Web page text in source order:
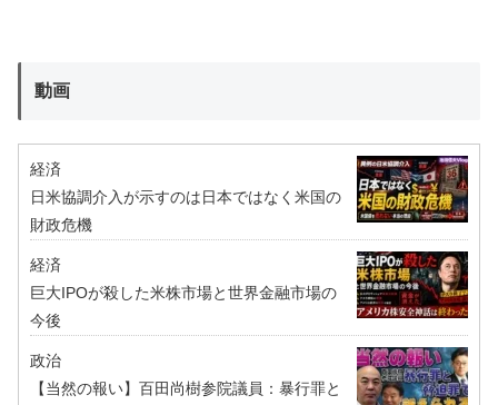
動画
経済
日米協調介入が示すのは日本ではなく米国の
財政危機
経済
巨大IPOが殺した米株市場と世界金融市場の
今後
政治
【当然の報い】百田尚樹参院議員：暴行罪と